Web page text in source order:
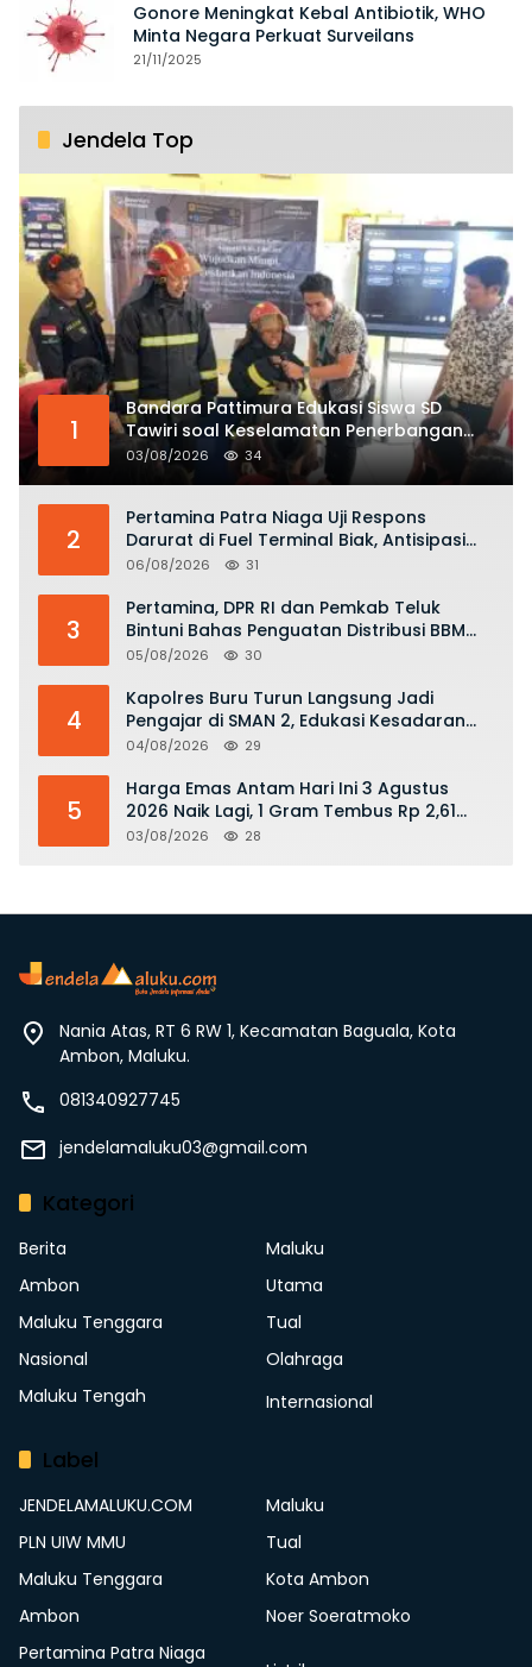
Gonore Meningkat Kebal Antibiotik, WHO
Minta Negara Perkuat Surveilans
21/11/2025
Jendela Top
1
Bandara Pattimura Edukasi Siswa SD
Tawiri soal Keselamatan Penerbangan
dan Bahaya Bermain Layang-layang di
KKOP
03/08/2026 34
2
Pertamina Patra Niaga Uji Respons
Darurat di Fuel Terminal Biak, Antisipasi
Risiko Kebakaran dan Tumpahan BBM
06/08/2026 31
3
Pertamina, DPR RI dan Pemkab Teluk
Bintuni Bahas Penguatan Distribusi BBM
dan LPG
05/08/2026 30
4
Kapolres Buru Turun Langsung Jadi
Pengajar di SMAN 2, Edukasi Kesadaran
Hukum dan Stop Kekerasan
04/08/2026 29
5
Harga Emas Antam Hari Ini 3 Agustus
2026 Naik Lagi, 1 Gram Tembus Rp 2,61
Juta
03/08/2026 28
Nania Atas, RT 6 RW 1, Kecamatan Baguala, Kota
Ambon, Maluku.
081340927745
jendelamaluku03@gmail.com
Kategori
Berita
Maluku
Ambon
Utama
Maluku Tenggara
Tual
Nasional
Olahraga
Maluku Tengah
Internasional
Label
JENDELAMALUKU.COM
Maluku
PLN UIW MMU
Tual
Maluku Tenggara
Kota Ambon
Ambon
Noer Soeratmoko
Pertamina Patra Niaga